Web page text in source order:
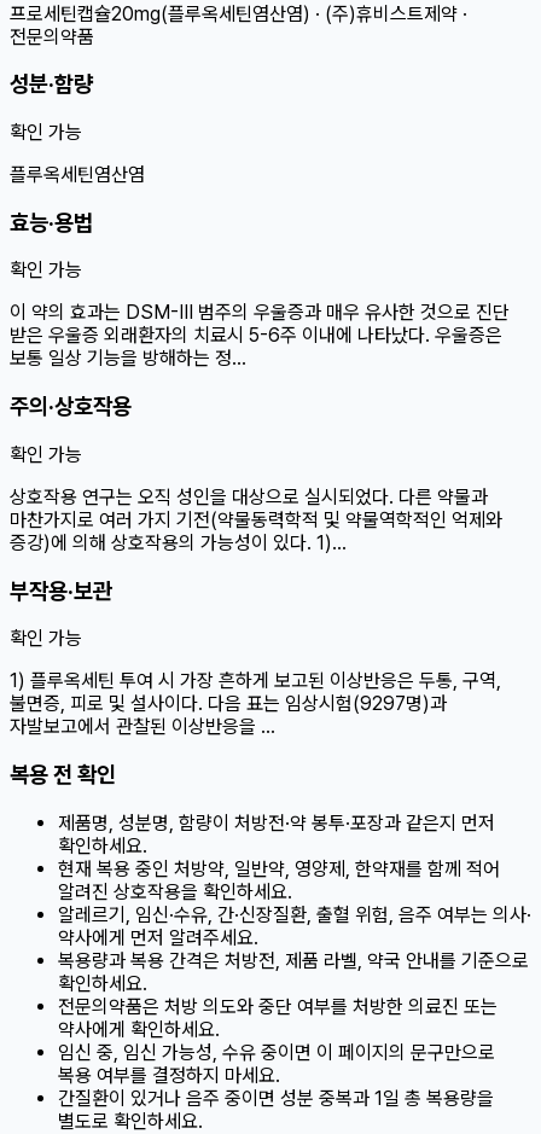
프로세틴캡슐20mg(플루옥세틴염산염) · (주)휴비스트제약 ·
전문의약품
성분·함량
확인 가능
플루옥세틴염산염
효능·용법
확인 가능
이 약의 효과는 DSM-Ⅲ 범주의 우울증과 매우 유사한 것으로 진단
받은 우울증 외래환자의 치료시 5-6주 이내에 나타났다. 우울증은
보통 일상 기능을 방해하는 정…
주의·상호작용
확인 가능
상호작용 연구는 오직 성인을 대상으로 실시되었다. 다른 약물과
마찬가지로 여러 가지 기전(약물동력학적 및 약물역학적인 억제와
증강)에 의해 상호작용의 가능성이 있다. 1)…
부작용·보관
확인 가능
1) 플루옥세틴 투여 시 가장 흔하게 보고된 이상반응은 두통, 구역,
불면증, 피로 및 설사이다. 다음 표는 임상시험(9297명)과
자발보고에서 관찰된 이상반응을 …
복용 전 확인
제품명, 성분명, 함량이 처방전·약 봉투·포장과 같은지 먼저
확인하세요.
현재 복용 중인 처방약, 일반약, 영양제, 한약재를 함께 적어
알려진 상호작용을 확인하세요.
알레르기, 임신·수유, 간·신장질환, 출혈 위험, 음주 여부는 의사·
약사에게 먼저 알려주세요.
복용량과 복용 간격은 처방전, 제품 라벨, 약국 안내를 기준으로
확인하세요.
전문의약품은 처방 의도와 중단 여부를 처방한 의료진 또는
약사에게 확인하세요.
임신 중, 임신 가능성, 수유 중이면 이 페이지의 문구만으로
복용 여부를 결정하지 마세요.
간질환이 있거나 음주 중이면 성분 중복과 1일 총 복용량을
별도로 확인하세요.